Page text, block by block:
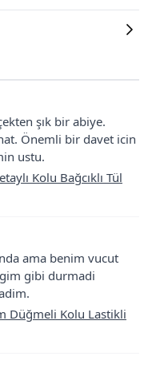
şık bir abiye.
Önemli bir davet icin
ustu.
Kolu Bağcıklı Tül
ama benim vucut
gibi durmadi
Düğmeli Kolu Lastikli